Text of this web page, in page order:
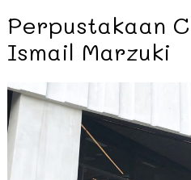
Perpustakaan
Ismail Marzuki